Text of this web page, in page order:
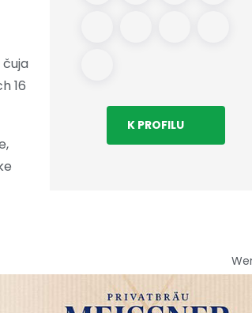
16
K PROFILU